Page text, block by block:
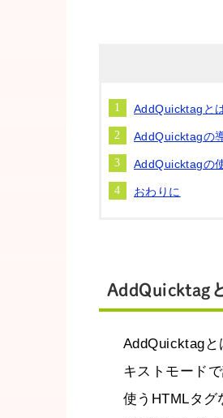
AddQuicktagと
AddQuicktagの
AddQuicktagの
おわりに
AddQuicktag
AddQuicktag
キストモード
使うHTMLタグ